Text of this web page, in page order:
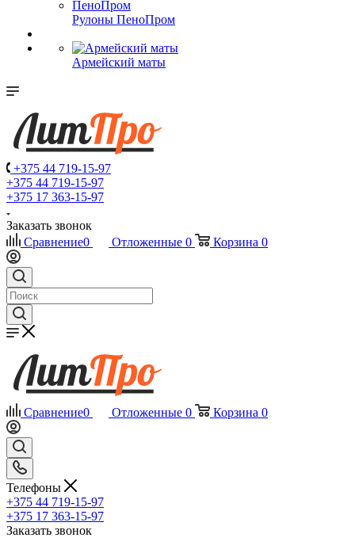
Рулоны ПеноПром
Армейский маты
+375 44 719-15-97
+375 44 719-15-97
+375 17 363-15-97
Заказать звонок
Сравнение0 Отложенные 0 Корзина 0
Сравнение0 Отложенные 0 Корзина 0
Телефоны
+375 44 719-15-97
+375 17 363-15-97
Заказать звонок